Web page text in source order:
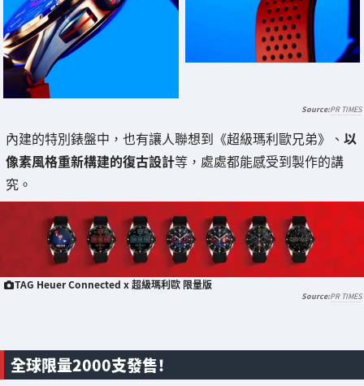
PR TIMES
內建的特別錶盤中，也有讓人聯想到《超級瑪利歐兄弟》、 以
像素風格重新構建的復古設計等，處處都能感受到製作的講
究。
TAG Heuer Connected x 超級瑪利歐 限量版
PR TIMES
全球限量2000支發售！